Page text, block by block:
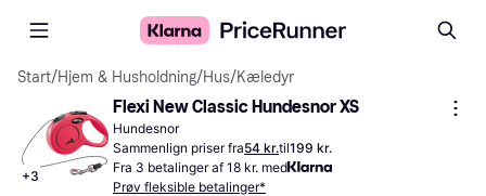
Start/Hjem & Husholdning/Hus/Kæledyr
+3
Flexi New Classic Hundesnor XS
Hundesnor
Sammenlign priser fra54 kr.til199 kr.
Fra 3 betalinger af 18 kr. med
Prøv fleksible betalinger*